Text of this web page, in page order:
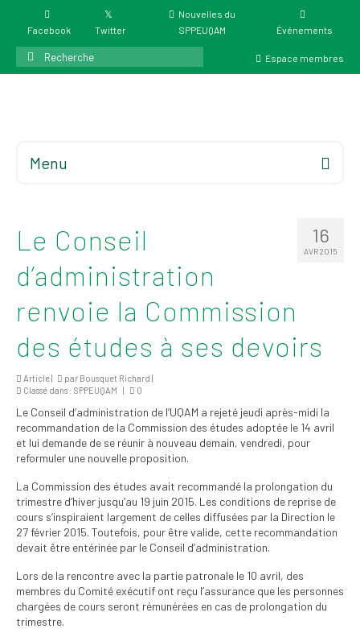
Facebook Twitter
Nouvelles du
SPPEUQAM
Événements
Rechercher
:
Espace membres
Menu
Résultat des
élections du 4 juin
Mandats des comités
syndicaux et
règlements
Politiques
Outils de visibilité
Signature – Courriel –
Place à notre
valorisation
Signature – Fond
d’écran – Place à
notre valorisation
16
AVR 2015
Le Conseil
d’administration
renvoie la Commission
des études à ses devoirs
Article | par Bousquet Richard |
Classé dans : SPPEUQAM | 0
Le Conseil d’administration de l’UQAM a rejeté jeudi après-midi la
recommandation de la Commission des études adoptée le 14 avril
et lui demande de se réunir à nouveau demain, vendredi, pour
reformuler une nouvelle proposition.
La Commission des études avait recommandé la prolongation du
trimestre d’hiver jusqu’au 19 juin 2015. Les conditions de reprise de
cours s’inspiraient largement de celles diffusées par la Direction le
27 février 2015. Toutefois, pour être valide, cette recommandation
devait être entérinée par le Conseil d’administration.
Lors de la rencontre avec la partie patronale le 10 avril, des
membres du Comité exécutif ont reçu l’assurance que les personnes
chargées de cours seront rémunérées en cas de prolongation du
trimestre.